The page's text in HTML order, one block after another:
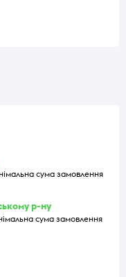
сума замовлення
р-ну
сума замовлення